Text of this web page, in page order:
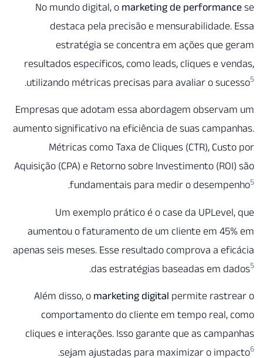
No mundo digital, omarketing de
destaca pela precisão e
estratégia se concentra em ações que
resultados específicos, como leads, cliques e
utilizando métricas precisas para avaliar o
.
Empresas que adotam essa abordagem
aumento significativo na eficiência de suas
Métricas como Taxa de Cliques (CTR),
Aquisição (CPA) e Retorno sobre Investimento
fundamentais para medir o
.
Um exemplo prático é o case da
aumentou o faturamento de um cliente em
apenas seis meses. Esse resultado comprova a
das estratégias baseadas em
.
Além disso, omarketing digitalpermite
comportamento do cliente em tempo real,
cliques e interações. Isso garante que as
sejam ajustadas para maximizar o
.